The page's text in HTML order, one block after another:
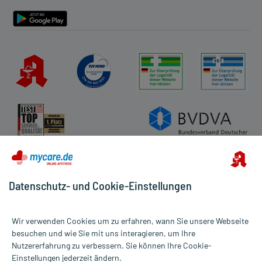
Alle Preise gelten inkl. MwSt., ggf. zzgl. Versandkosten
Datenschutz- und Cookie-Einstellungen
Wir verwenden Cookies um zu erfahren, wann Sie unsere Webseite
besuchen und wie Sie mit uns interagieren, um Ihre
Nutzererfahrung zu verbessern. Sie können Ihre Cookie-
Einstellungen jederzeit ändern.